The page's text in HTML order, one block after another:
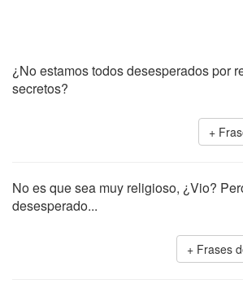
¿No estamos todos desesperados por
secretos?
No es que sea muy religioso, ¿Vio?
desesperado...
Frases